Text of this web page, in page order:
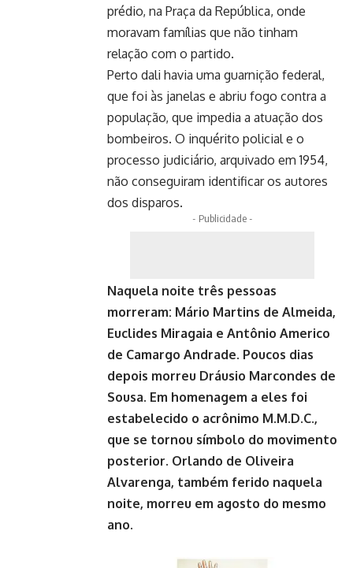
prédio, na Praça da República, onde
moravam famílias que não tinham
relação com o partido.
Perto dali havia uma guarnição federal,
que foi às janelas e abriu fogo contra a
população, que impedia a atuação dos
bombeiros. O inquérito policial e o
processo judiciário, arquivado em 1954,
não conseguiram identificar os autores
dos disparos.
- Publicidade -
Naquela noite três pessoas
morreram: Mário Martins de Almeida,
Euclides Miragaia e Antônio Americo
de Camargo Andrade. Poucos dias
depois morreu Dráusio Marcondes de
Sousa. Em homenagem a eles foi
estabelecido o acrônimo M.M.D.C.,
que se tornou símbolo do movimento
posterior. Orlando de Oliveira
Alvarenga, também ferido naquela
noite, morreu em agosto do mesmo
ano.